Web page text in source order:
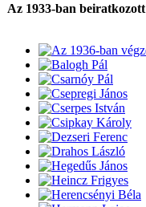
Az 1933-ban